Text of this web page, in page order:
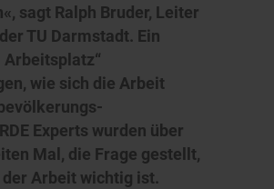
sagt Ralph Bruder, Leiter
TU Darmstadt. Ein
Arbeitsplatz“
wie sich die Arbeit
Experts wurden über
Mal, die Frage gestellt,
Arbeit wichtig ist.